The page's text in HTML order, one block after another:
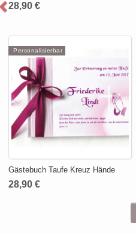
28,90 €
Personalisierbar
Gästebuch Taufe Kreuz Hände
28,90 €